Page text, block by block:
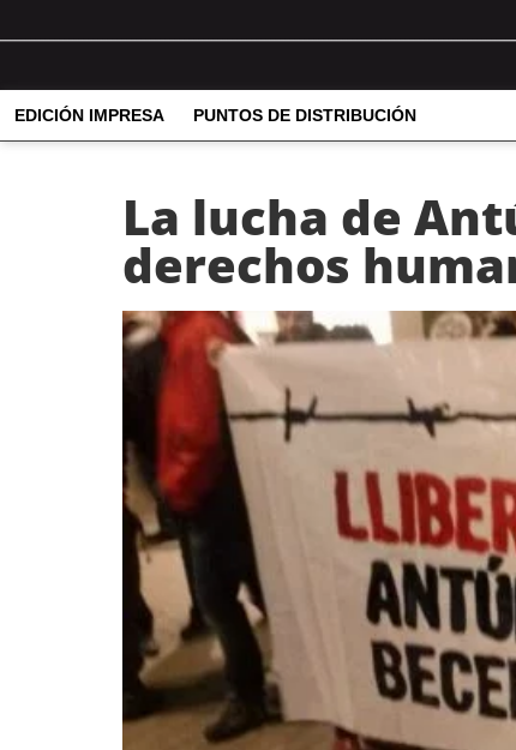
EDICIÓN IMPRESA PUNTOS DE DISTRIBUCIÓN
La lucha de
derechos